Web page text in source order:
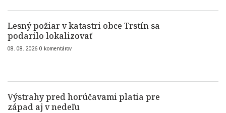
Lesný požiar v katastri obce Trstín sa
podarilo lokalizovať
08. 08. 2026 0 komentárov
Výstrahy pred horúčavami platia pre
západ aj v nedeľu